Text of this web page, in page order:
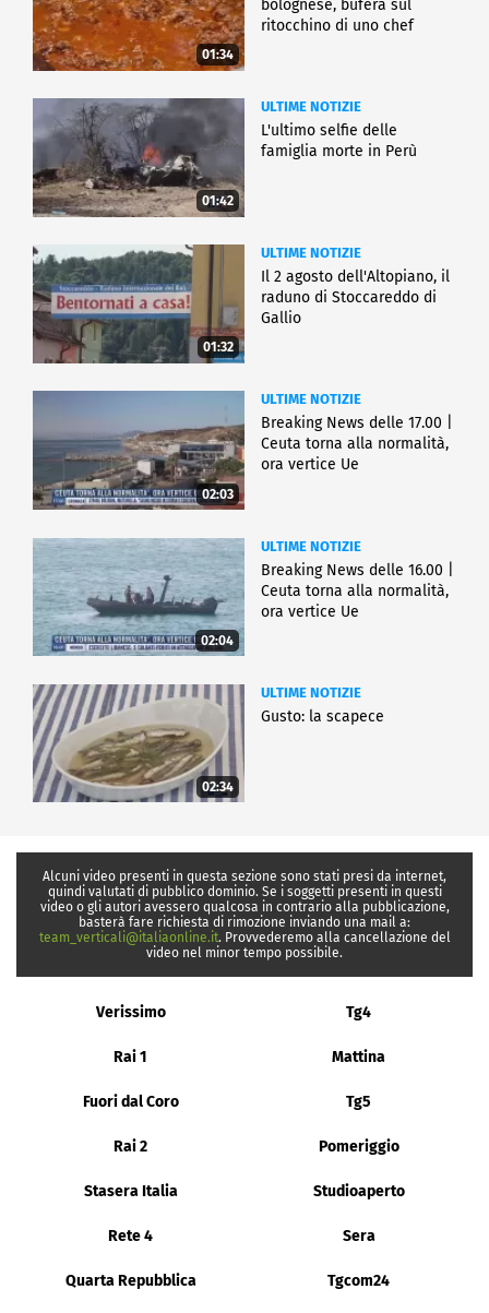
01:34
bolognese, bufera sul
ritocchino di uno chef
01:42
ULTIME NOTIZIE
L'ultimo selfie delle
famiglia morte in Perù
01:32
ULTIME NOTIZIE
Il 2 agosto dell'Altopiano, il
raduno di Stoccareddo di
Gallio
02:03
ULTIME NOTIZIE
Breaking News delle 17.00 |
Ceuta torna alla normalità,
ora vertice Ue
02:04
ULTIME NOTIZIE
Breaking News delle 16.00 |
Ceuta torna alla normalità,
ora vertice Ue
02:34
ULTIME NOTIZIE
Gusto: la scapece
Alcuni video presenti in questa sezione sono stati presi da internet,
quindi valutati di pubblico dominio. Se i soggetti presenti in questi
video o gli autori avessero qualcosa in contrario alla pubblicazione,
basterà fare richiesta di rimozione inviando una mail a:
team_verticali@italiaonline.it. Provvederemo alla cancellazione del
video nel minor tempo possibile.
Verissimo Tg4
Rai 1 Mattina
Fuori dal Coro Tg5
Rai 2 Pomeriggio
Stasera Italia Studioaperto
Rete 4 Sera
Quarta Repubblica Tgcom24